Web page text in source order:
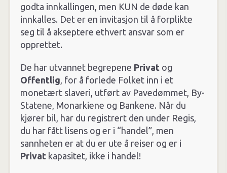
godta innkallingen, men KUN de døde kan
innkalles. Det er en invitasjon til å forplikte
seg til å akseptere ethvert ansvar som er
opprettet.
De har utvannet begrepene Privat og
Offentlig, for å forlede Folket inn i et
monetært slaveri, utført av Pavedømmet, By-
Statene, Monarkiene og Bankene. Når du
kjører bil, har du registrert den under Regis,
du har fått lisens og er i “handel”, men
sannheten er at du er ute å reiser og er i
Privat kapasitet, ikke i handel!